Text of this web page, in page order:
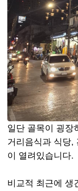
일단 골목이 굉장
거리음식과 식당,
이 열려있습니다.
비교적 최근에 생